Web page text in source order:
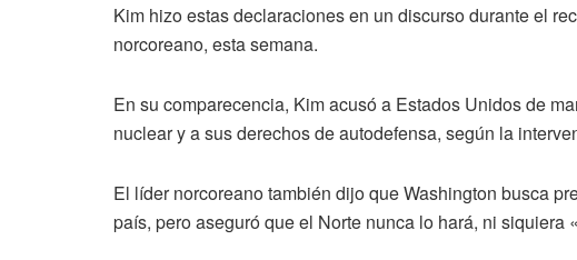
Kim hizo estas declaraciones en un discurso durante el
norcoreano, esta semana.
En su comparecencia, Kim acusó a Estados Unidos de
nuclear y a sus derechos de autodefensa, según la
El líder norcoreano también dijo que Washington busca
país, pero aseguró que el Norte nunca lo hará, ni siquiera